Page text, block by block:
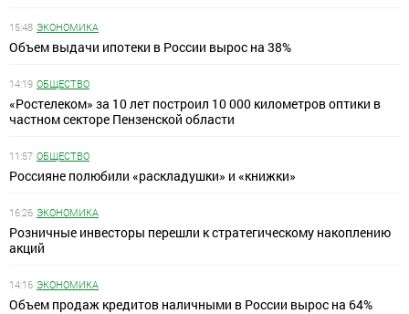
15:48 ЭКОНОМИКА
Объем выдачи ипотеки в России вырос на 38%
14:19 ОБЩЕСТВО
«Ростелеком» за 10 лет построил 10 000 километров оптики в
частном секторе Пензенской области
11:57 ОБЩЕСТВО
Россияне полюбили «раскладушки» и «книжки»
16:26 ЭКОНОМИКА
Розничные инвесторы перешли к стратегическому накоплению
акций
14:16 ЭКОНОМИКА
Объем продаж кредитов наличными в России вырос на 64%